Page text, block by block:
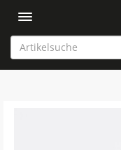
Toggle navigation